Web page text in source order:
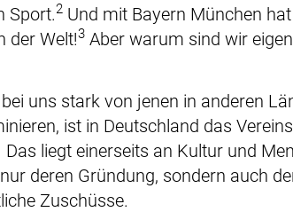
Sport.2 Und mit Bayern München hat
der Welt!3 Aber warum sind wir
uns stark von jenen in anderen
ist in Deutschland das
liegt einerseits an Kultur und
deren Gründung, sondern auch
Zuschüsse.